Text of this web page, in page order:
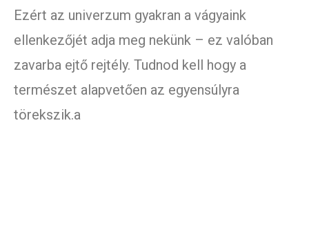
Ezért az univerzum gyakran a vágyaink
ellenkezőjét adja meg nekünk – ez valóban
zavarba ejtő rejtély. Tudnod kell hogy a
természet alapvetően az egyensúlyra
törekszik.a